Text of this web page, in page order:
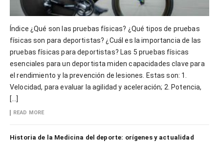
Índice ¿Qué son las pruebas físicas? ¿Qué tipos de pruebas
físicas son para deportistas? ¿Cuál es la importancia de las
pruebas físicas para deportistas? Las 5 pruebas físicas
esenciales para un deportista miden capacidades clave para
el rendimiento y la prevención de lesiones. Estas son: 1.
Velocidad, para evaluar la agilidad y aceleración; 2. Potencia,
[…]
READ MORE
Historia de la Medicina del deporte: orígenes y actualidad